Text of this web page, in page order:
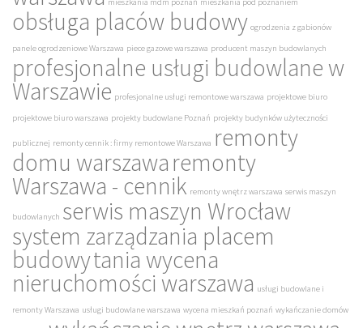
obsługa placów budowy ogrodzenia z gabionów
panele ogrodzeniowe Warszawa piece gazowe warszawa producent maszyn budowlanych
profesjonalne usługi budowlane w
Warszawie profesjonalne usługi remontowe warszawa projektowe biuro
projektowe biuro warszawa projekty budowlane Poznań projekty budynków użyteczności
publicznej remonty cennik : firmy remontowe Warszawa remonty
domu warszawaremonty
Warszawa - cennik remonty wnętrz warszawa serwis maszyn
budowlanych serwis maszyn Wrocław
system zarządzania placem
budowytania wycena
nieruchomości warszawa usługi budowlane i
remonty Warszawa usługi budowlane warszawa wycena mieszkań poznań wykańczanie domów